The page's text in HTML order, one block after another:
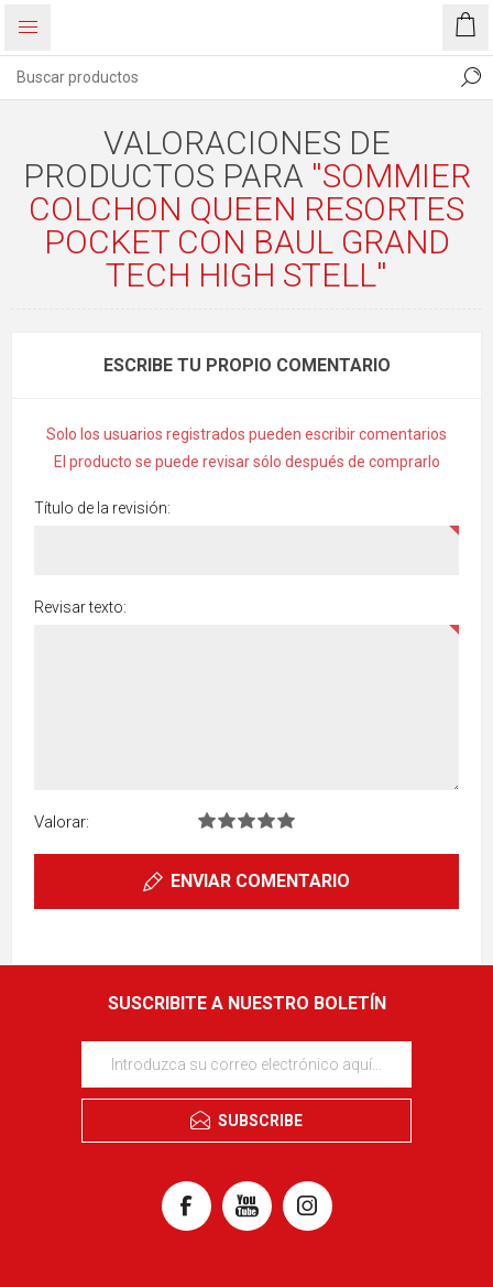
VALORACIONES DE
PRODUCTOS PARA SOMMIER
COLCHON QUEEN RESORTES
POCKET CON BAUL GRAND
TECH HIGH STELL
ESCRIBE TU PROPIO COMENTARIO
Solo los usuarios registrados pueden escribir comentarios
El producto se puede revisar sólo después de comprarlo
Título de la revisión:
Revisar texto:
Valorar:
ENVIAR COMENTARIO
SUSCRIBITE A NUESTRO BOLETÍN
SUBSCRIBE